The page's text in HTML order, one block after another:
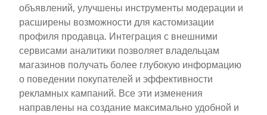
объявлений, улучшены инструменты модерации и
расширены возможности для кастомизации
профиля продавца. Интеграция с внешними
сервисами аналитики позволяет владельцам
магазинов получать более глубокую информацию
о поведении покупателей и эффективности
рекламных кампаний. Все эти изменения
направлены на создание максимально удобной и